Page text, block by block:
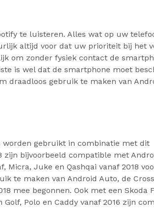
te luisteren. Alles wat op uw
altijd voor dat uw prioriteit bij het
om zonder fysiek contact de
is wel dat de smartphone moet
draadloos gebruik te maken van
worden gebruikt in combinatie met dit
zijn bijvoorbeeld compatible met
Micra, Juke en Qashqai vanaf 2018
te maken van Android Auto, de
mee begonnen. Ook met een Skoda
Polo en Caddy vanaf 2016 zijn